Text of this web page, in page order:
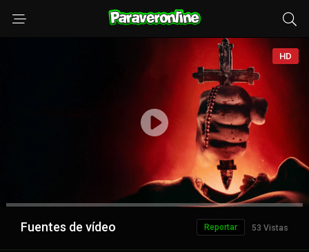
HD
Anuncio
Fuentes de vídeo 53 Vistas
Reportar